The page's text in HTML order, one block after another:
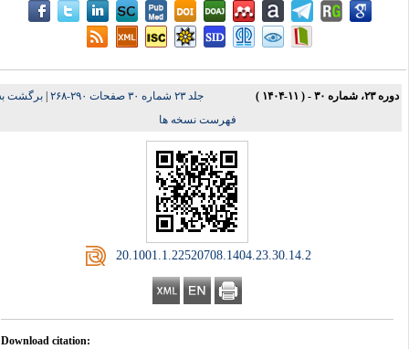
۲۳، شماره ۳۰ - ( ۱۱-۱۴۰۴ ) جلد ۲۳ شماره ۳۰ صفحات ۲۹۰-۲۶۸ |برگشت به
فهرست نسخه ها
‎ 20.1001.1.22520708.1404.23.30.14.2
Download citation: